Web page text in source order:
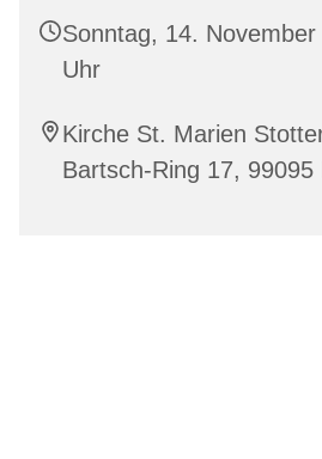
Sonntag, 14.
Uhr
Kirche St. Marien
Bartsch-Ring 17, 99095